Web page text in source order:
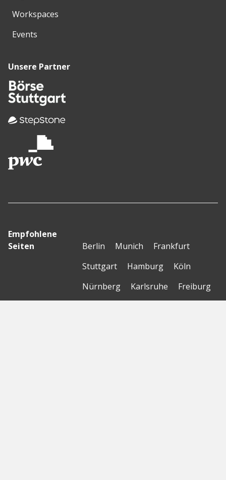
Workspaces
Events
Unsere Partner
Empfohlene
Seiten
Berlin Munich
Frankfurt
Stuttgart
Hamburg
Köln
Nürnberg
Karlsruhe Freiburg